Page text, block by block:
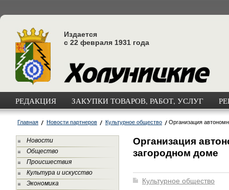
Издается
с 22 февраля 1931 года
РЕДАКЦИЯ ЗАКУПКИ ТОВАРОВ, РАБОТ, УСЛУГ
Главная Новости партнеров Культурное общество Организация
Новости
Общество
Происшествия
Культура и искусство
Экономика
Организация
загородном доме
Культурное общество